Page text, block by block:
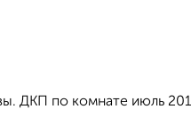
ДКП по комнате июль